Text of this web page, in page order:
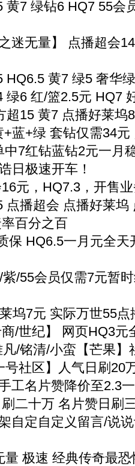
黄7 绿钻6 HQ7 55会
迷无量】 点播超会
HQ6.5 黄7 绿5 奢华
绿6 红/篮2.5元 HQ7
超15 黄7 点播好莱坞
+蓝+绿 套钻仅需34
中7红钻蓝钻2元一月
日极速开车！
16元，HQ7.3，开售
点播超会 点播好莱
百分之百
保 HQ6.5一月元全
紫/55会员仅需7元暂
坞7元 实际万世55
/世纪】 网页HQ3元
凡/铭清/小蛮【芒果
社区】人气日刷20
工名片赞降价至2.3
二十万 名片赞日刷
自定自定义留言/说
量 极速 经典传奇最